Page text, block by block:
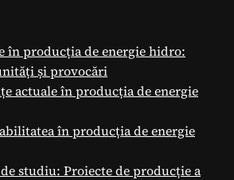
în producția de energie hidro:
și provocări
actuale în producția de energie
în producția de energie
studiu: Proiecte de producție a